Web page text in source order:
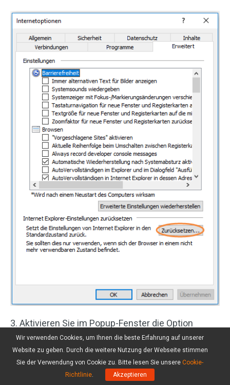
3. Aktivieren Sie im Popup-Fenster die Option
Persönliche Einstellungen löschenund klicken Sie
aufZurücksetzen .
4. Klicken Sie zum Schluss aufSchließen
Wir verwenden Cookies, um Ihnen die beste Erfahrung auf unserer
Website zu geben. Durch die weitere Nutzung der Webseite stimmen
Sie der Verwendung von Cookie zu. Bitte lesen Sie unsere Cookie-
Richtlinie. Akzeptieren